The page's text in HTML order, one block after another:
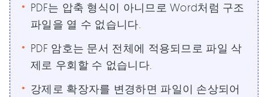
PDF는 압축 형식이 아니므로 Word처럼 구조
파일을 열 수 없습니다.
PDF 암호는 문서 전체에 적용되므로 파일 삭
제로 우회할 수 없습니다.
강제로 확장자를 변경하면 파일이 손상되어